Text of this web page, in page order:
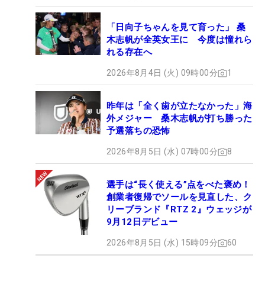
「日向子ちゃんを見て育った」 桑
木志帆が全英女王に 今度は憧れら
れる存在へ
2026年8月4日 (火) 09時00分 1
昨年は「全く歯が立たなかった」海
外メジャー 桑木志帆が打ち勝った
予選落ちの恐怖
2026年8月5日 (水) 07時00分 8
選手は“長く使える”点をべた褒め！
創業者復帰でソールを見直した、ク
リーブランド『RTZ 2』ウェッジが
9月12日デビュー
2026年8月5日 (水) 15時09分 60